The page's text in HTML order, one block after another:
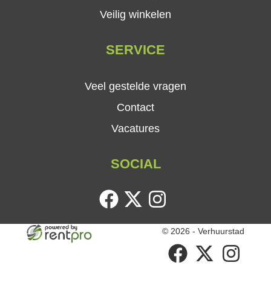
Veilig winkelen
SERVICE
Veel gestelde vragen
Contact
Vacatures
SOCIAL
facebooktwitter
© 2026 - Verhuurstad
facebooktwitter instagram